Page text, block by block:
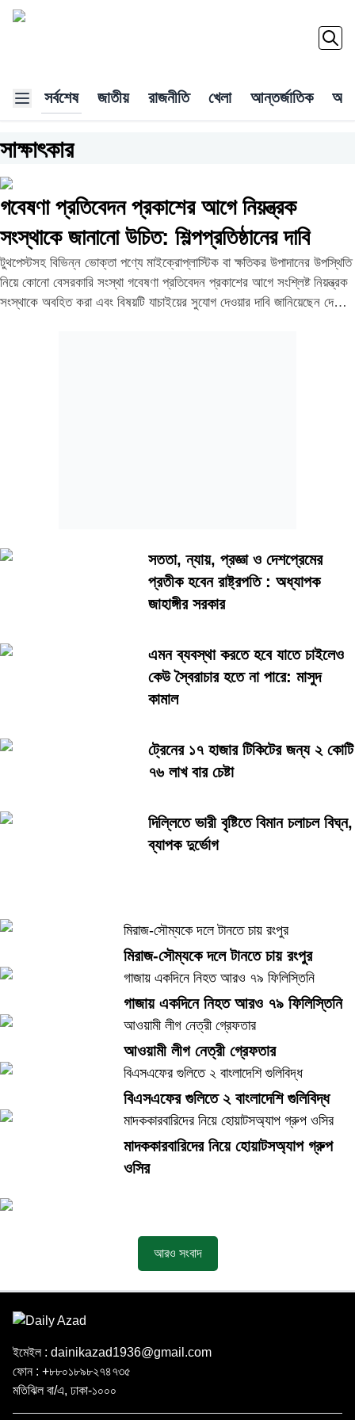
সর্বশেষ জাতীয় রাজনীতি খেলা আন্তর্জাতিক
সাক্ষাৎকার
গবেষণা প্রতিবেদন প্রকাশের আগে নিয়ন্ত্রক
সংস্থাকে জানানো উচিত: শিল্পপ্রতিষ্ঠানের দাবি
টুথপেস্টসহ বিভিন্ন ভোক্তা পণ্যে মাইক্রোপ্লাস্টিক বা ক্ষতিকর উপাদানের উপস্থিতি
নিয়ে কোনো বেসরকারি সংস্থা গবেষণা প্রতিবেদন প্রকাশের আগে সংশ্লিষ্ট নিয়ন্ত্রক
সংস্থাকে অবহিত করা এবং বিষয়টি যাচাইয়ের সুযোগ দেওয়ার দাবি জানিয়েছেন দেশের
সততা, ন্যায়, প্রজ্ঞা ও দেশপ্রেমের
প্রতীক হবেন রাষ্ট্রপতি : অধ্যাপক
জাহাঙ্গীর সরকার
এমন ব্যবস্থা করতে হবে যাতে চাইলেও
কেউ স্বৈরাচার হতে না পারে: মাসুদ
কামাল
ট্রেনের ১৭ হাজার টিকিটের জন্য ২ কোটি
৭৬ লাখ বার চেষ্টা
দিল্লিতে ভারী বৃষ্টিতে বিমান চলাচল বিঘ্ন,
ব্যাপক দুর্ভোগ
মিরাজ-সৌম্যকে দলে টানতে চায় রংপুর
মিরাজ-সৌম্যকে দলে টানতে চায় রংপুর
গাজায় একদিনে নিহত আরও ৭৯ ফিলিস্তিনি
গাজায় একদিনে নিহত আরও ৭৯ ফিলিস্তিনি
আওয়ামী লীগ নেত্রী গ্রেফতার
আওয়ামী লীগ নেত্রী গ্রেফতার
বিএসএফের গুলিতে ২ বাংলাদেশি গুলিবিদ্ধ
বিএসএফের গুলিতে ২ বাংলাদেশি গুলিবিদ্ধ
মাদককারবারিদের নিয়ে হোয়াটসঅ্যাপ গ্রুপ ওসির
মাদককারবারিদের নিয়ে হোয়াটসঅ্যাপ গ্রুপ
ওসির
আরও সংবাদ
ইমেইল : dainikazad1936@gmail.com
ফোন : +৮৮০১৮৯৮২৭৪৭৩৫
মতিঝিল বা/এ, ঢাকা-১০০০